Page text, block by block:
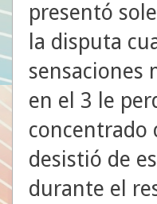
presentó
la disputa
sensaciones
en el 3 le
concentrado
desistió de
durante el